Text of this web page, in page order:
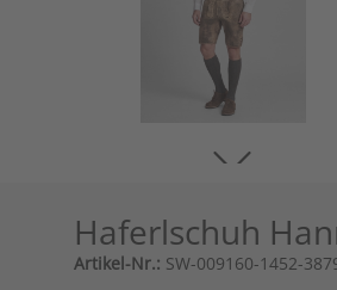
Haferlschuh
Artikel-Nr.: SW-009160-1452-